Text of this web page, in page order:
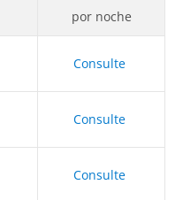
por noche
Consulte
Consulte
Consulte